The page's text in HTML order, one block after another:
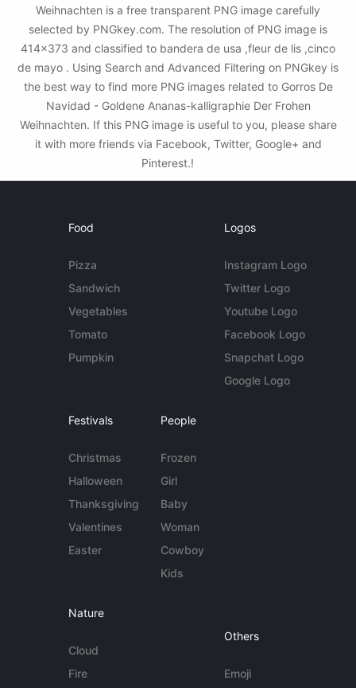
Weihnachten is a free transparent PNG image carefully
selected by PNGkey.com. The resolution of PNG image is
414x373 and classified to bandera de usa ,fleur de lis ,cinco
de mayo . Using Search and Advanced Filtering on PNGkey is
the best way to find more PNG images related to Gorros De
Navidad - Goldene Ananas-kalligraphie Der Frohen
Weihnachten. If this PNG image is useful to you, please share
it with more friends via Facebook, Twitter, Google+ and
Pinterest.!
Food
Pizza
Sandwich
Vegetables
Tomato
Pumpkin
Logos
Instagram Logo
Twitter Logo
Youtube Logo
Facebook Logo
Snapchat Logo
Google Logo
Festivals
Christmas
Halloween
Thanksgiving
Valentines
Easter
People
Frozen
Girl
Baby
Woman
Cowboy
Kids
Nature
Cloud
Fire
Others
Emoji